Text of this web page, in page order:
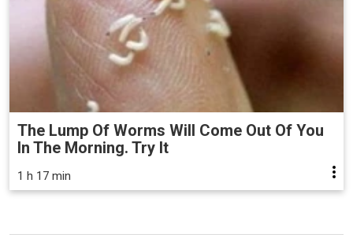
The Lump Of Worms Will Come Out Of You
In The Morning. Try It
1 h 17 min